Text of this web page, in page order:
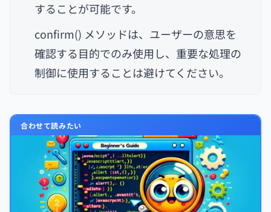
することが可能です。
confirm() メソッドは、ユーザーの意思を
確認する目的でのみ使用し、重要な処理の
制御に使用することは避けてください。
合わせて読みたい